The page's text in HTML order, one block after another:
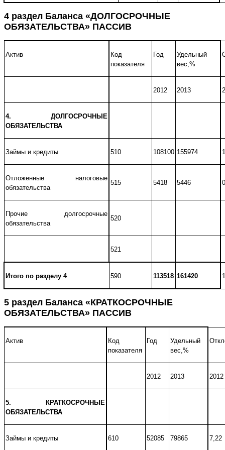
4 раздел Баланса «ДОЛГОСРОЧНЫЕ
ОБЯЗАТЕЛЬСТВА» ПАССИВ
Актив
Код
показателя
Год
Удельный
вес,%
2012 2013
4. ДОЛГОСРОЧНЫЕ
ОБЯЗАТЕЛЬСТВА
Займы и кредиты 510 108100 155974
Отложенные налоговые
обязательства
515 5418 5446
Прочие долгосрочные
обязательства
520
521
Итого по разделу 4 590 113518 161420
5 раздел Баланса «КРАТКОСРОЧНЫЕ
ОБЯЗАТЕЛЬСТВА» ПАССИВ
Актив
Код
показателя
Год
Удельный
вес,%
2012 2013 2012
5. КРАТКОСРОЧНЫЕ
ОБЯЗАТЕЛЬСТВА
Займы и кредиты 610 52085 79865 7,22